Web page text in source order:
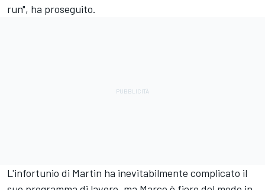
run", ha proseguito.
L'infortunio di Martin ha inevitabilmente complicato il